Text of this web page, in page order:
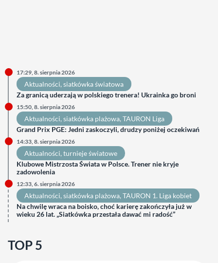
17:29, 8. sierpnia 2026
Aktualności, siatkówka światowa
Za granicą uderzają w polskiego trenera! Ukrainka go broni
15:50, 8. sierpnia 2026
Aktualności, siatkówka plażowa, TAURON Liga
Grand Prix PGE: Jedni zaskoczyli, drudzy poniżej oczekiwań
14:33, 8. sierpnia 2026
Aktualności, turnieje światowe
Klubowe Mistrzosta Świata w Polsce. Trener nie kryje
zadowolenia
12:33, 6. sierpnia 2026
Aktualności, siatkówka plażowa, TAURON 1. Liga kobiet
Na chwilę wraca na boisko, choć karierę zakończyła już w
wieku 26 lat. „Siatkówka przestała dawać mi radość”
TOP 5